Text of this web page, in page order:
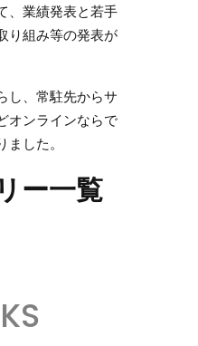
、業績発表と若手
り組み等の発表が
し、常駐先からサ
オンラインならで
した。
ー一覧